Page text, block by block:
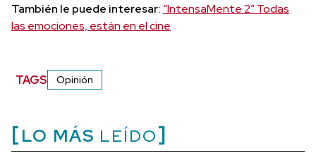
También le puede interesar: “IntensaMente 2” Todas
las emociones, están en el cine
TAGS Opinión
LO MÁS LEÍDO